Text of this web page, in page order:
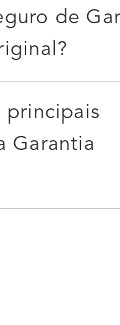
de
principais
Garantia